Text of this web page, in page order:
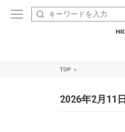
TOP
2026年2月11日